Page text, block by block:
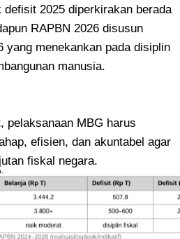
defisit 2025 diperkirakan berada
RAPBN 2026 disusun
yang menekankan pada disiplin
manusia.
pelaksanaan MBG harus
efisien, dan akuntabel agar
fiskal negara.